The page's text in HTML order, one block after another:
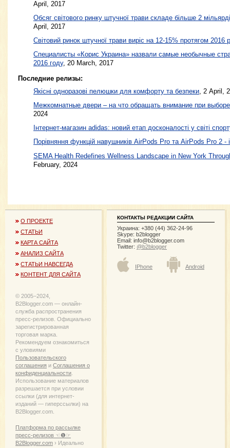
April, 2017
Обсяг світового ринку штучної трави складе більше 2
April, 2017
Світовий ринок штучної трави виріс на 12-15% протягом 2016
Специалисты «Корис Украина» назвали самые необычные
2016 году, 20 March, 2017
Последние релизы:
Якісні одноразові пелюшки для комфорту та безпеки , 2 April,
Межкомнатные двери – на что обращать внимание при
2024
Інтернет-магазин adidas: новий етап досконалості у світі
Порівняння функцій навушників AirPods Pro та AirPods Pro 2 -
SEMA Health Redefines Wellness Landscape in New York
February, 2024
О ПРОЕКТЕ
СТАТЬИ
КАРТА САЙТА
АНАЛИЗ САЙТА
СТАТЬИ НАВСЕГДА
КОНТЕНТ ДЛЯ САЙТА
© 2005−2024,
B2Blogger.com — онлайн-
служба распространения
пресс-релизов. Официально
зарегистрированная
торговая марка.
Рекомендуем ознакомиться
с уловиями
Пользовательского
соглашения и Соглашения о
конфиденциальности
Использование материалов
разрешается при условии
ссылки (для интернет-
изданий — гиперссылки) на
B2Blogger.com.
Платформа по рассылке
пресс-релизов ☜❶☞
B2Blogger.com › Идеально
КОНТАКТЫ РЕДАКЦИИ САЙТА
Украина: +380 (44) 362-24-96
Skype: b2blogger
Email: info@b2blogger.com
Twitter: @b2blogger
IPhone Android